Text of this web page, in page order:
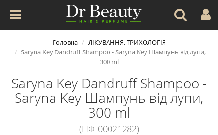
Головна
ЛІКУВАННЯ, ТРИХОЛОГІЯ
Saryna Key Dandruff Shampoo - Saryna Key Шампунь від лупи,
300 ml
Saryna Key Dandruff Shampoo -
Saryna Key Шампунь від лупи,
300 ml
(НФ-00021282)